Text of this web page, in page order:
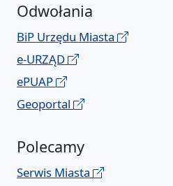
Odwołania
BiP Urzędu Miasta
e-URZĄD
ePUAP
Geoportal
Polecamy
Serwis Miasta